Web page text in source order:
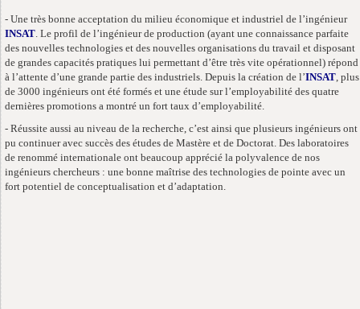
- Une très bonne acceptation du milieu économique et industriel de l’ingénieur
INSAT. Le profil de l’ingénieur de production (ayant une connaissance parfaite
des nouvelles technologies et des nouvelles organisations du travail et disposant
de grandes capacités pratiques lui permettant d’être très vite opérationnel) répond
à l’attente d’une grande partie des industriels. Depuis la création de l’INSAT, plus
de 3000 ingénieurs ont été formés et une étude sur l’employabilité des quatre
dernières promotions a montré un fort taux d’employabilité.
- Réussite aussi au niveau de la recherche, c’est ainsi que plusieurs ingénieurs ont
pu continuer avec succès des études de Mastère et de Doctorat. Des laboratoires
de renommé internationale ont beaucoup apprécié la polyvalence de nos
ingénieurs chercheurs : une bonne maîtrise des technologies de pointe avec un
fort potentiel de conceptualisation et d’adaptation.